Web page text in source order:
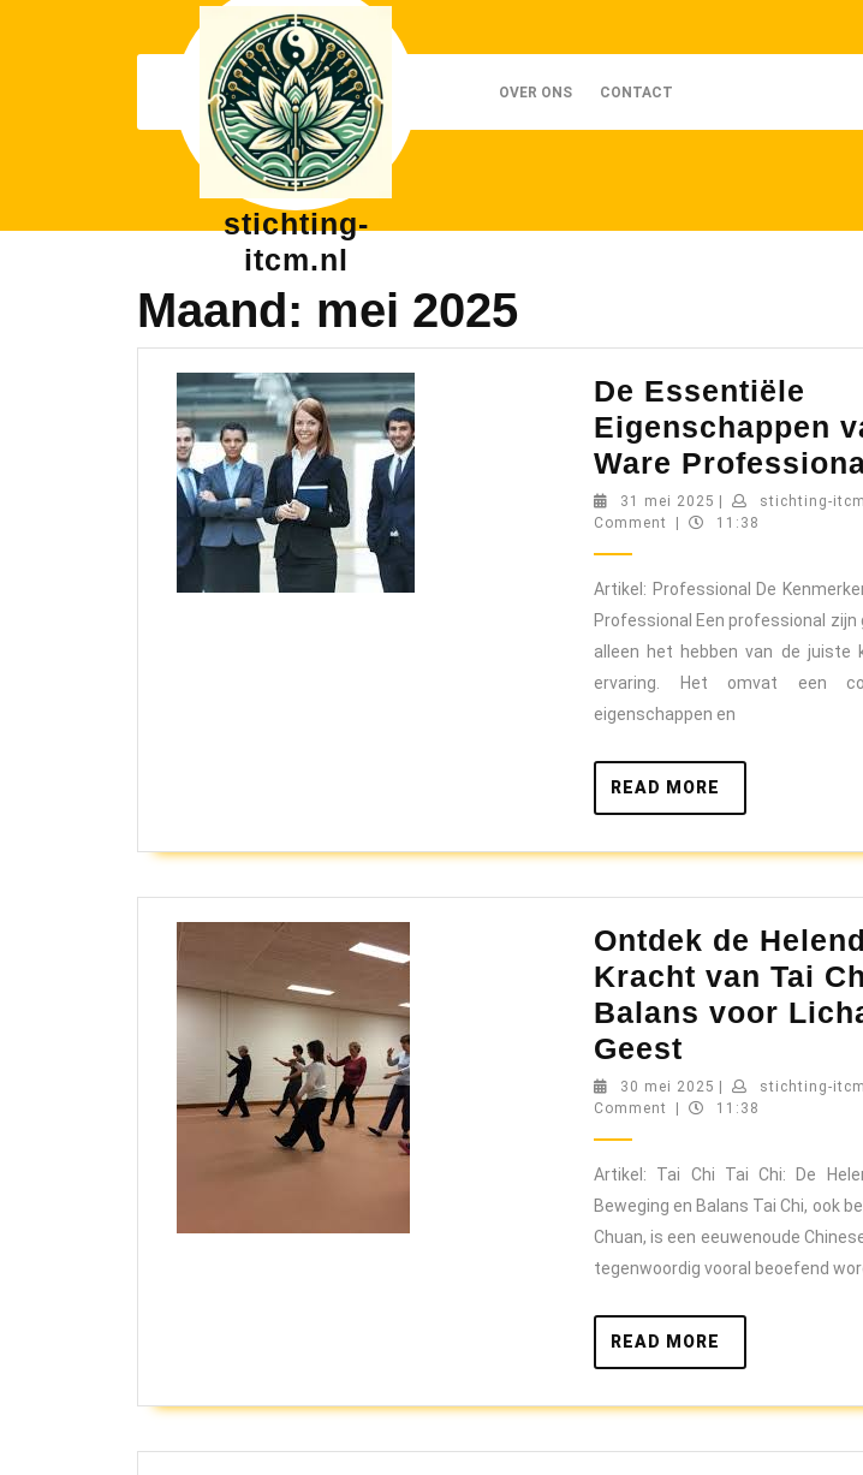
stichting-
itcm.nl
OVER ONS CONTACT
Maand: mei 2025
De Essentiële
Eigenschappen
Ware
31 mei 2025 31
mei
stichting-itcm
Comment
11:38
Artikel: Professional De
Professional Een professional zijn
alleen het hebben van de juiste
ervaring. Het omvat een
eigenschappen en
READ MORE
MORE
Ontdek de
Kracht van Tai
Balans voor
Geest
de
Helende
van
Tai
Chi:
voor
Lichaam
en
Geest
30 mei 2025 30
mei
stichting-itcm
Comment
11:38
Artikel: Tai Chi Tai Chi: De
Beweging en Balans Tai Chi, ook
Chuan, is een eeuwenoude
tegenwoordig vooral beoefend
READ MORE
MORE